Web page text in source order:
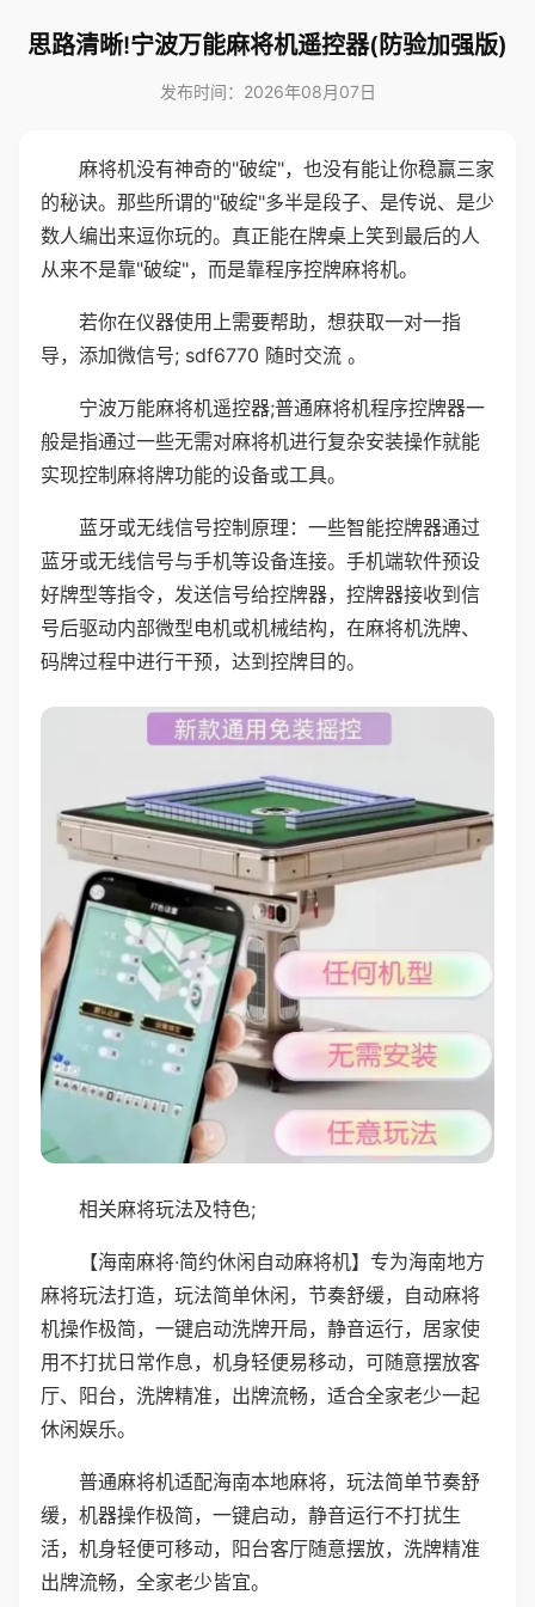
思路清晰!宁波万能麻将机遥控器(防验加强版)
发布时间：2026年08月07日
麻将机没有神奇的"破绽"，也没有能让你稳赢三家
的秘诀。那些所谓的"破绽"多半是段子、是传说、是少
数人编出来逗你玩的。真正能在牌桌上笑到最后的人
从来不是靠"破绽"，而是靠程序控牌麻将机。
若你在仪器使用上需要帮助，想获取一对一指
导，添加微信号; sdf6770 随时交流 。
宁波万能麻将机遥控器;普通麻将机程序控牌器一
般是指通过一些无需对麻将机进行复杂安装操作就能
实现控制麻将牌功能的设备或工具。
蓝牙或无线信号控制原理：一些智能控牌器通过
蓝牙或无线信号与手机等设备连接。手机端软件预设
好牌型等指令，发送信号给控牌器，控牌器接收到信
号后驱动内部微型电机或机械结构，在麻将机洗牌、
码牌过程中进行干预，达到控牌目的。
相关麻将玩法及特色;
【海南麻将·简约休闲自动麻将机】专为海南地方
麻将玩法打造，玩法简单休闲，节奏舒缓，自动麻将
机操作极简，一键启动洗牌开局，静音运行，居家使
用不打扰日常作息，机身轻便易移动，可随意摆放客
厅、阳台，洗牌精准，出牌流畅，适合全家老少一起
休闲娱乐。
普通麻将机适配海南本地麻将，玩法简单节奏舒
缓，机器操作极简，一键启动，静音运行不打扰生
活，机身轻便可移动，阳台客厅随意摆放，洗牌精准
出牌流畅，全家老少皆宜。